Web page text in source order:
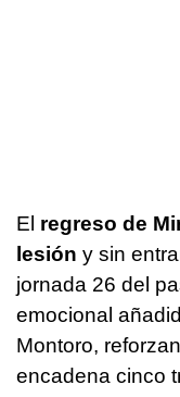
El regreso de
lesión y sin
jornada 26 del
emocional
Montoro,
encadena cinco